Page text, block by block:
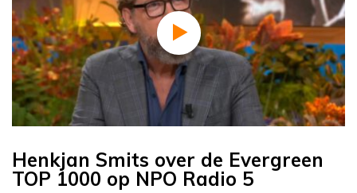
Henkjan Smits over de Evergreen
TOP 1000 op NPO Radio 5